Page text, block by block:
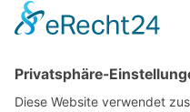
Steina